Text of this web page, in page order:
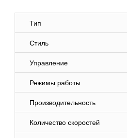
Тип
Стиль
Управление
Режимы работы
Производительность
Количество скоростей